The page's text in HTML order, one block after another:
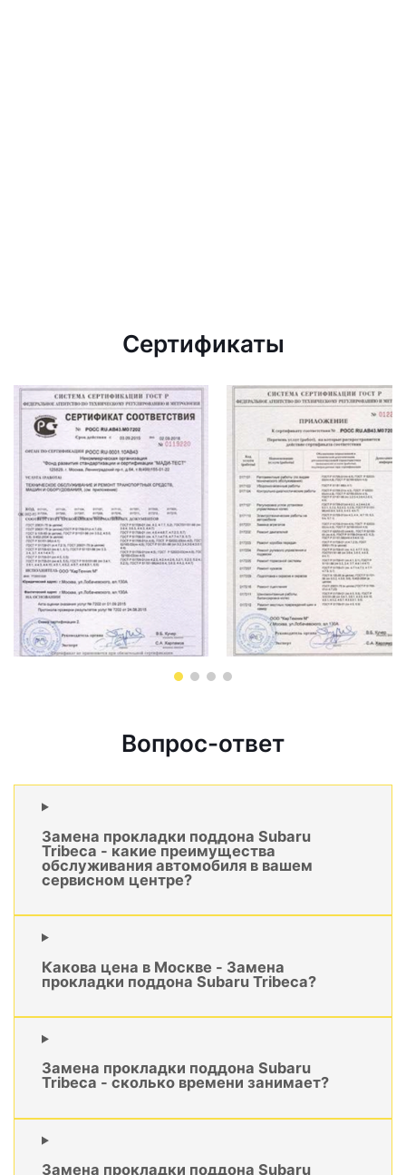
Сертификаты
Вопрос-ответ
Замена прокладки поддона Subaru
Tribeca - какие преимущества
обслуживания автомобиля в вашем
сервисном центре?
Какова цена в Москве - Замена
прокладки поддона Subaru Tribeca?
Замена прокладки поддона Subaru
Tribeca - сколько времени занимает?
Замена прокладки поддона Subaru